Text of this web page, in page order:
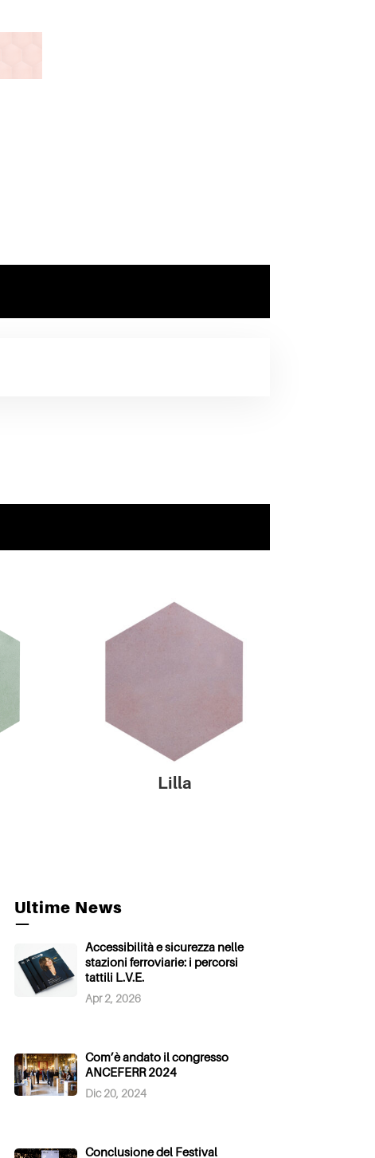
Lilla
Ultime News
—
Accessibilità e sicurezza nelle
stazioni ferroviarie: i percorsi
tattili L.V.E.
Apr 2, 2026
Com’è andato il congresso
ANCEFERR 2024
Dic 20, 2024
Conclusione del Festival